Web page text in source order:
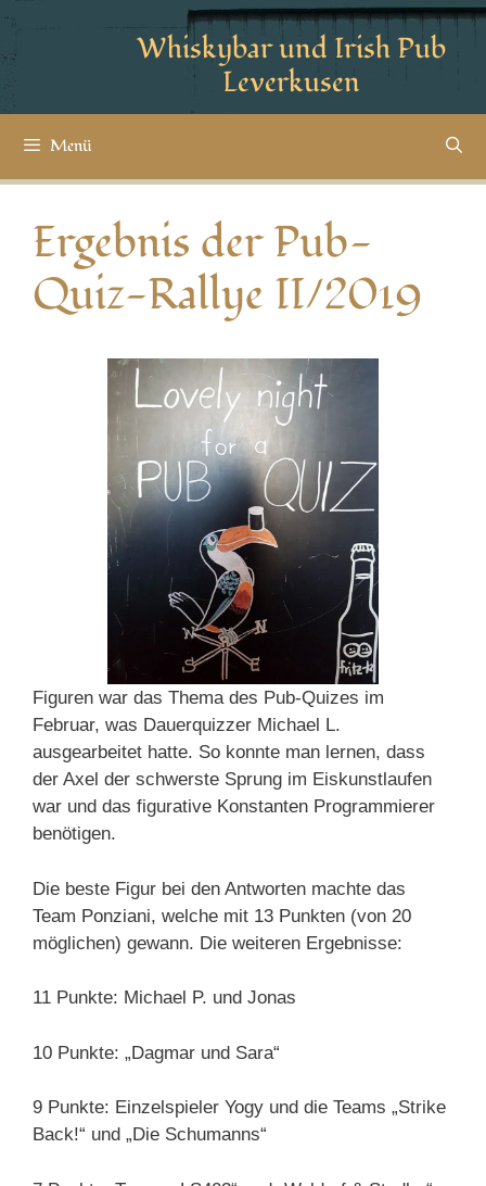
Whiskybar und Irish Pub
Leverkusen
Menü
Ergebnis der Pub-
Quiz-Rallye II/2019
Figuren war das Thema des Pub-Quizes im
Februar, was Dauerquizzer Michael L.
ausgearbeitet hatte. So konnte man lernen, dass
der Axel der schwerste Sprung im Eiskunstlaufen
war und das figurative Konstanten Programmierer
benötigen.
Die beste Figur bei den Antworten machte das
Team Ponziani, welche mit 13 Punkten (von 20
möglichen) gewann. Die weiteren Ergebnisse:
11 Punkte: Michael P. und Jonas
10 Punkte: „Dagmar und Sara“
9 Punkte: Einzelspieler Yogy und die Teams „Strike
Back!“ und „Die Schumanns“